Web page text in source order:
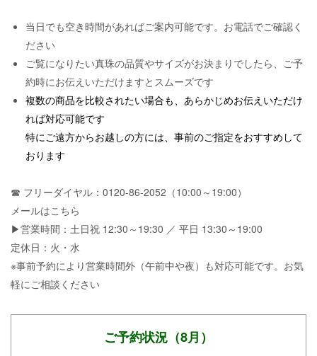
当日でも空き時間があればご案内可能です。お電話でご確認く
ださい
ご覧になりたい真珠の品質やサイズがお決まりでしたら、ご予
約時にお伝えいただけますとスムーズです
複数の商品を比較されたい場合も、あらかじめお伝えいただけ
れば対応可能です
特にご遠方からお越しの方には、事前のご指定をおすすめして
おります
☎ フリーダイヤル：0120-86-2052（10:00～19:00）
メールはこちら
▶営業時間：土日祝 12:30～19:30 ／ 平日 13:30～19:00
定休日：火・水
※事前予約により営業時間外（午前中や夜）も対応可能です。お気
軽にご相談ください
ご予約状況（8月）